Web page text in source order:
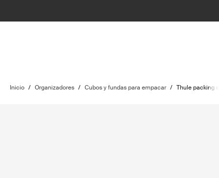
Inicio / Organizadores / Cubos y fundas para empacar / Thule packing